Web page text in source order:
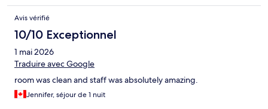
Avis vérifié
10/10 Exceptionnel
1 mai 2026
Traduire avec Google
room was clean and staff was absolutely amazing.
Jennifer, séjour de 1 nuit